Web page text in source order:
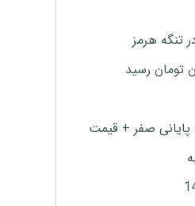
تنگه هرمز
صفر + قیمت